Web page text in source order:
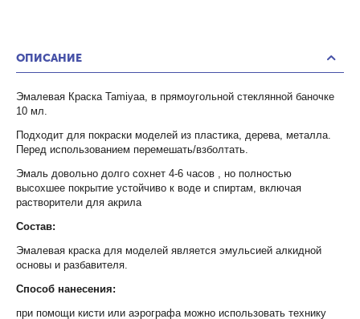
ОПИСАНИЕ
Эмалевая Краска Tamiyaa, в прямоугольной стеклянной баночке
10 мл.
Подходит для покраски моделей из пластика, дерева, металла.
Перед использованием перемешать/взболтать.
Эмаль довольно долго сохнет 4-6 часов , но полностью
высохшее покрытие устойчиво к воде и спиртам, включая
растворители для акрила
Состав:
Эмалевая краска для моделей является эмульсией алкидной
основы и разбавителя.
Способ нанесения:
при помощи кисти или аэрографа можно использовать технику